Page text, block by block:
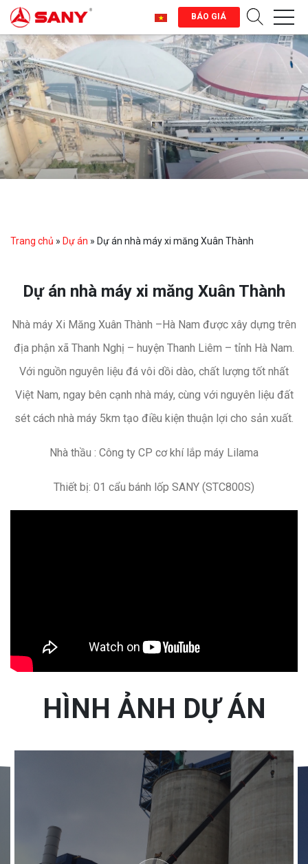
BÁO GIÁ
Trang chủ » Dự án » Dự án nhà máy xi măng Xuân Thành
Dự án nhà máy xi măng Xuân Thành
Nhà máy Xi Măng Xuân Thành –Hà Nam được xây dựng trên
địa phận xã Thanh Nghị – huyện Thanh Liêm – tỉnh Hà Nam.
Với nguồn nguyên liệu đá vôi dồi dào, chất lượng tốt nhất
Việt Nam, ngay bên cạnh nhà máy, cùng với nguyên liệu đất
sét cách nhà máy 5km tạo điều kiện thuận lợi cho sản xuất.
Nhà thầu : Công ty CP cơ khí lắp máy Lilama
Thiết bị: 01 cẩu bánh lốp SANY (STC800S)
HÌNH ẢNH DỰ ÁN